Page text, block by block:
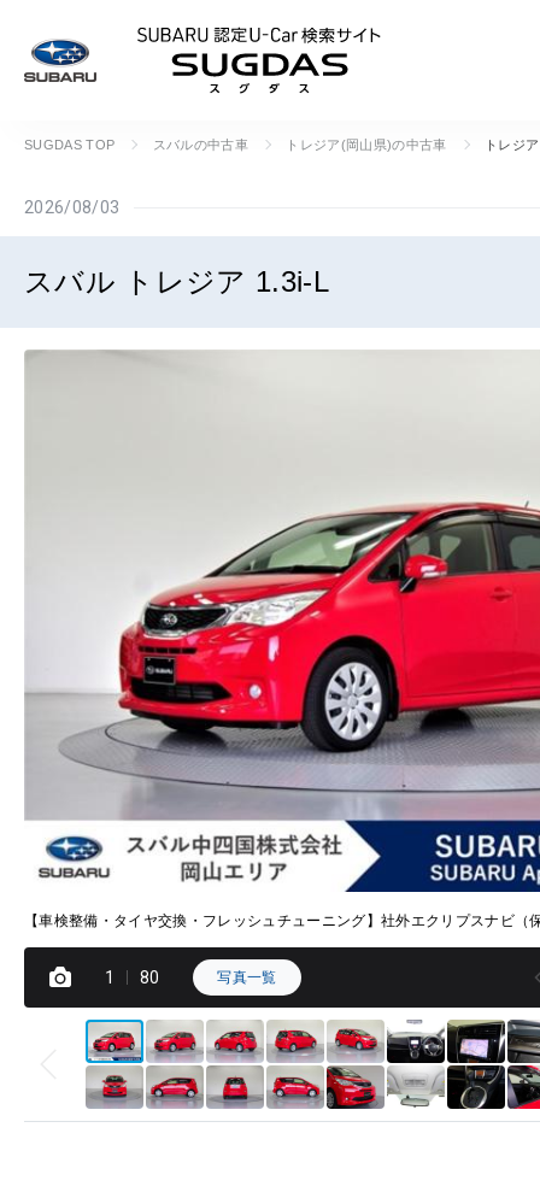
SUGDAS TOP スバルの中古車 トレジア(岡山県)の中古車 トレジ
2026/08/03
スバル トレジア 1.3i-L
【車検整備・タイヤ交換・フレッシュチューニング】社外エクリプスナビ（
1 80 写真一覧